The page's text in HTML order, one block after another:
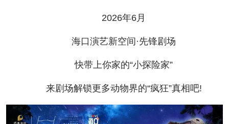
2026年6月
海口演艺新空间·先锋剧场
快带上你家的“小探险家”
来剧场解锁更多动物界的“疯狂”真相吧!